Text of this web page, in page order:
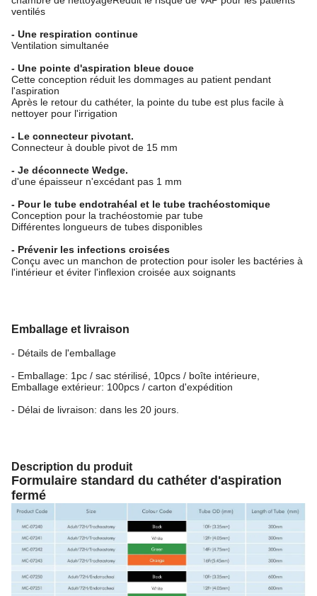
ventilés
- Une respiration continue
Ventilation simultanée
- Une pointe d'aspiration bleue douce
Cette conception réduit les dommages au patient pendant
l'aspiration
Après le retour du cathéter, la pointe du tube est plus facile à
nettoyer pour l'irrigation
- Le connecteur pivotant.
Connecteur à double pivot de 15 mm
- Je déconnecte Wedge.
d'une épaisseur n'excédant pas 1 mm
- Pour le tube endotrahéal et le tube trachéostomique
Conception pour la trachéostomie par tube
Différentes longueurs de tubes disponibles
- Prévenir les infections croisées
Conçu avec un manchon de protection pour isoler les bactéries à
l'intérieur et éviter l'inflexion croisée aux soignants
Emballage et livraison
- Détails de l'emballage
- Emballage: 1pc / sac stérilisé, 10pcs / boîte intérieure,
Emballage extérieur: 100pcs / carton d'expédition
- Délai de livraison: dans les 20 jours.
Description du produit
Formulaire standard du cathéter d'aspiration
fermé